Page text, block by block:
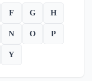
F G H
N O P
Y